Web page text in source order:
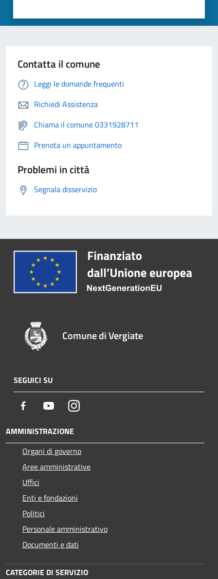
Contatta il comune
Leggi le domande frequenti
Richiedi Assistenza
Chiama il comune 0331928711
Prenota un appuntamento
Problemi in città
Segnala disservizio
Comune di Vergiate
SEGUICI SU
Facebook YoutubeInstagram
AMMINISTRAZIONE
Organi di governo
Aree amministrative
Uffici
Enti e fondazioni
Politici
Personale amministrativo
Documenti e dati
CATEGORIE DI SERVIZIO